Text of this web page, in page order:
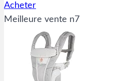
Acheter
Meilleure vente n7